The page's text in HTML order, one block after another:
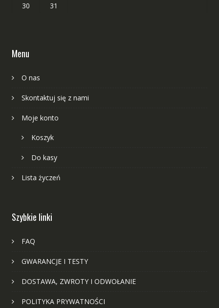
30
31
Menu
O nas
Skontaktuj się z nami
Moje konto
Koszyk
Do kasy
Lista życzeń
Szybkie linki
FAQ
GWARANCJE I TESTY
DOSTAWA, ZWROTY I ODWOŁANIE
POLITYKA PRYWATNOŚCI